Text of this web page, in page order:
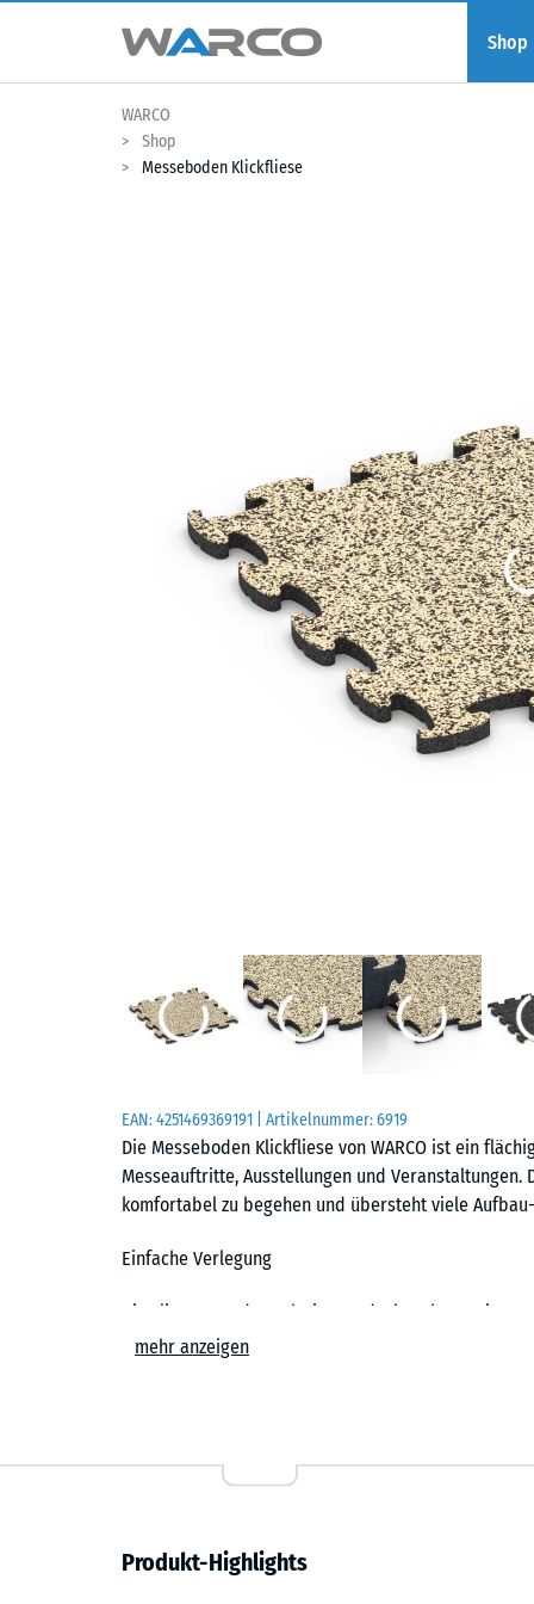
Shop
WARCO
Shop
Messeboden Klickfliese
EAN:4251469369191 | Artikelnummer:6919
Die Messeboden Klickfliese von WARCO ist ein
Messeauftritte, Ausstellungen und
komfortabel zu begehen und übersteht viele
Einfache Verlegung
Die Fliesen werden schwimmend, also ohne
Untergrund verlegt. Die kalibrierte
Druckfest und tragfähig, zugleich stoßdämpfend
mehr anzeigen
Produkt-Highlights